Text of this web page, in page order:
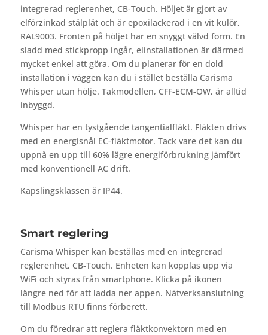
integrerad reglerenhet, CB-Touch. Höljet är gjort av
elförzinkad stålplåt och är epoxilackerad i en vit kulör,
RAL9003. Fronten på höljet har en snyggt välvd form. En
sladd med stickpropp ingår, elinstallationen är därmed
mycket enkel att göra. Om du planerar för en dold
installation i väggen kan du i stället beställa Carisma
Whisper utan hölje. Takmodellen, CFF-ECM-OW, är alltid
inbyggd.
Whisper har en tystgående tangentialfläkt. Fläkten drivs
med en energisnål EC-fläktmotor. Tack vare det kan du
uppnå en upp till 60% lägre energiförbrukning jämfört
med konventionell AC drift.
Kapslingsklassen är IP44.
Smart reglering
Carisma Whisper kan beställas med en integrerad
reglerenhet, CB-Touch. Enheten kan kopplas upp via
WiFi och styras från smartphone. Klicka på ikonen
längre ned för att ladda ner appen. Nätverksanslutning
till Modbus RTU finns förberett.
Om du föredrar att reglera fläktkonvektorn med en